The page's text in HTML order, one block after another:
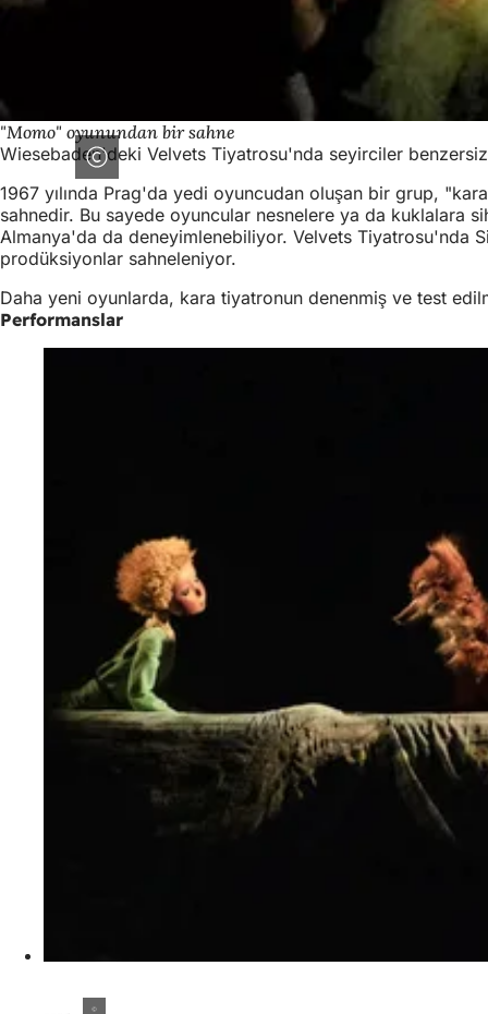
"Momo" oyunundan bir sahne
Wiesebaden'deki Velvets Tiyatrosu'nda seyirciler
1967 yılında Prag'da yedi oyuncudan oluşan bir grup,
sahnedir. Bu sayede oyuncular nesnelere ya da kuklalara
Almanya'da da deneyimlenebiliyor. Velvets Tiyatrosu'nda
prodüksiyonlar sahneleniyor.
Daha yeni oyunlarda, kara tiyatronun denenmiş ve test
Performanslar